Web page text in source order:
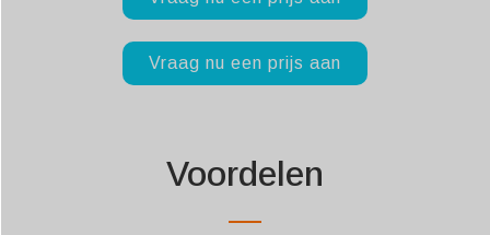
Vraag nu een prijs aan
Voordelen